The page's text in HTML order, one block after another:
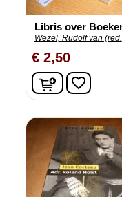
Libris over
Wezel, Rudolf van
€ 2,50
Infavorite_border